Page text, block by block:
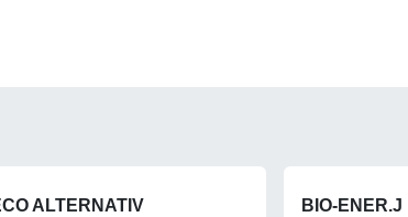
ALTERNATIV BIO-ENER.J